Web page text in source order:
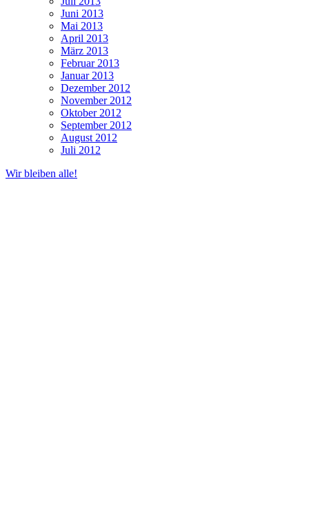
Juni 2013
Mai 2013
April 2013
März 2013
Februar 2013
Januar 2013
Dezember 2012
November 2012
Oktober 2012
September 2012
August 2012
Juli 2012
Wir bleiben alle!